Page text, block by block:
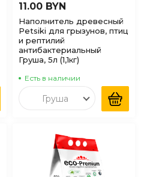
11.00 BYN
Наполнитель древесный
Petsiki для грызунов, птиц
и рептилий
антибактериальный
Груша, 5л (1,1кг)
Есть в наличии
Груша